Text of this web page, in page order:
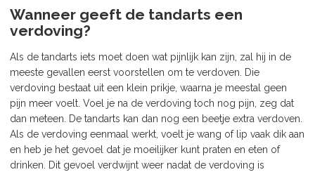
Wanneer geeft de tandarts een
verdoving?
Als de tandarts iets moet doen wat pijnlijk kan zijn, zal hij in de
meeste gevallen eerst voorstellen om te verdoven. Die
verdoving bestaat uit een klein prikje, waarna je meestal geen
pijn meer voelt. Voel je na de verdoving toch nog pijn, zeg dat
dan meteen. De tandarts kan dan nog een beetje extra verdoven.
Als de verdoving eenmaal werkt, voelt je wang of lip vaak dik aan
en heb je het gevoel dat je moeilijker kunt praten en eten of
drinken. Dit gevoel verdwijnt weer nadat de verdoving is